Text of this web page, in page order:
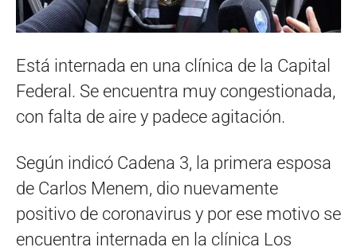
Está internada en una clínica de la Capital
Federal. Se encuentra muy congestionada,
con falta de aire y padece agitación.
Según indicó Cadena 3, la primera esposa
de Carlos Menem, dio nuevamente
positivo de coronavirus y por ese motivo se
encuentra internada en la clínica Los